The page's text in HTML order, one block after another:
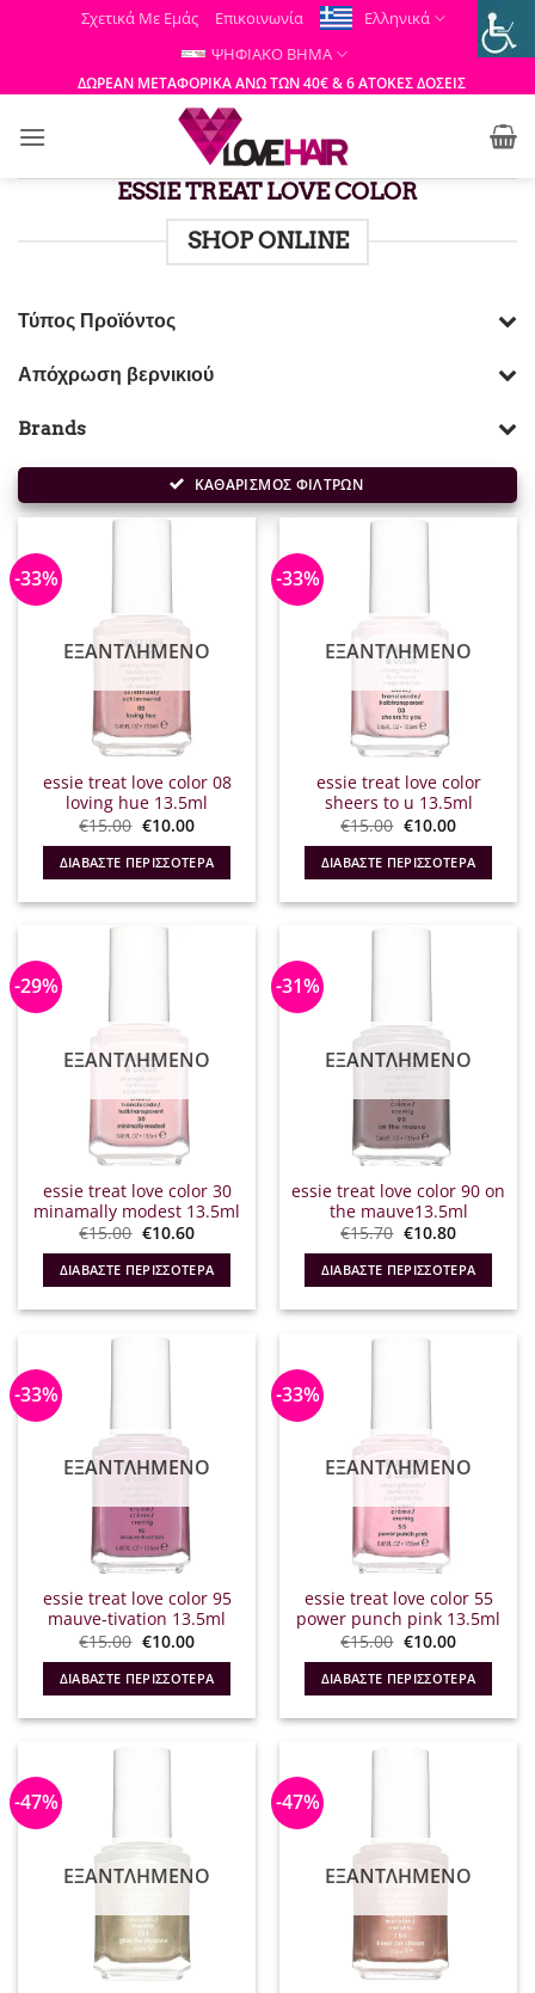
Μετάβαση
περιεχόμενο
Σχετικά Με Εμάς Επικοινωνία
Ελληνικά
ΨΗΦΙΑΚΟ ΒΗΜΑ
ΔΩΡΕΑΝ ΜΕΤΑΦΟΡΙΚΑ ΑΝΩ ΤΩΝ 40€ & 6 ΑΤΟΚΕΣ ΔΟΣΕΙΣ
ESSIE TREAT LOVE COLOR
SHOP ONLINE
Τύπος Προϊόντος
Απόχρωση βερνικιού
Brands
ΚΑΘΑΡΙΣΜΟΣ ΦΙΛΤΡΩΝ
-33%
ΕΞΑΝΤΛΗΜΈΝΟ
essie treat love color 08
loving hue 13.5ml
€15.00 Original
price
was:
€15.00.
€10.00Η
τιμή
είναι:
€10.00.
ΔΙΑΒΆΣΤΕ ΠΕΡΙΣΣΌΤΕΡΑ
-33%
ΕΞΑΝΤΛΗΜΈΝΟ
essie treat love color
sheers to u 13.5ml
€15.00 Original
price
was:
€15.00.
€10.00Η
τιμή
είναι:
€10.00.
ΔΙΑΒΆΣΤΕ ΠΕΡΙΣΣΌΤΕΡΑ
-29%
ΕΞΑΝΤΛΗΜΈΝΟ
essie treat love color 30
minamally modest 13.5ml
€15.00 Original
was:
€15.00.
€10.60Η
τιμή
είναι:
€10.60.
ΔΙΑΒΆΣΤΕ ΠΕΡΙΣΣΌΤΕΡΑ
-31%
ΕΞΑΝΤΛΗΜΈΝΟ
essie treat love color 90 on
the mauve13.5ml
€15.70 Original
was:
€15.70.
€10.80Η
τιμή
είναι:
€10.80.
ΔΙΑΒΆΣΤΕ ΠΕΡΙΣΣΌΤΕΡΑ
-33%
ΕΞΑΝΤΛΗΜΈΝΟ
essie treat love color 95
mauve-tivation 13.5ml
€15.00 Original
price
was:
€15.00.
€10.00Η
τιμή
είναι:
€10.00.
ΔΙΑΒΆΣΤΕ ΠΕΡΙΣΣΌΤΕΡΑ
-33%
ΕΞΑΝΤΛΗΜΈΝΟ
essie treat love color 55
power punch pink 13.5ml
€15.00 Original
price
was:
€15.00.
€10.00Η
τιμή
είναι:
€10.00.
ΔΙΑΒΆΣΤΕ ΠΕΡΙΣΣΌΤΕΡΑ
-47%
ΕΞΑΝΤΛΗΜΈΝΟ
-47%
ΕΞΑΝΤΛΗΜΈΝΟ